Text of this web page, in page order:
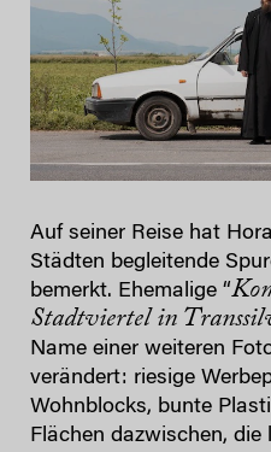
Auf seiner Reise hat
Städten begleitende
bemerkt. Ehemalige “
Stadtviertel in
Name einer weiteren
verändert: riesige
Wohnblocks, bunte
Flächen dazwischen,